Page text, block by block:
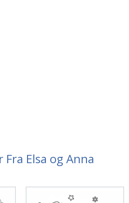
Elsa og Anna